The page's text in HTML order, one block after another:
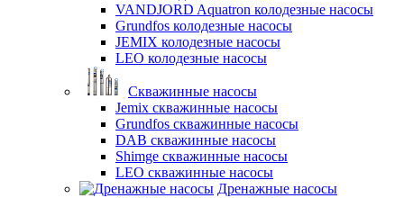
VANDJORD Aquatron колодезные насосы
Grundfos колодезные насосы
JEMIX колодезные насосы
LEO колодезные насосы
Скважинные насосы
Jemix cкважинные насосы
Grundfos скважинные насосы
DAB скважинные насосы
Shimge скважинные насосы
LEO скважинные насосы
Дренажные насосы